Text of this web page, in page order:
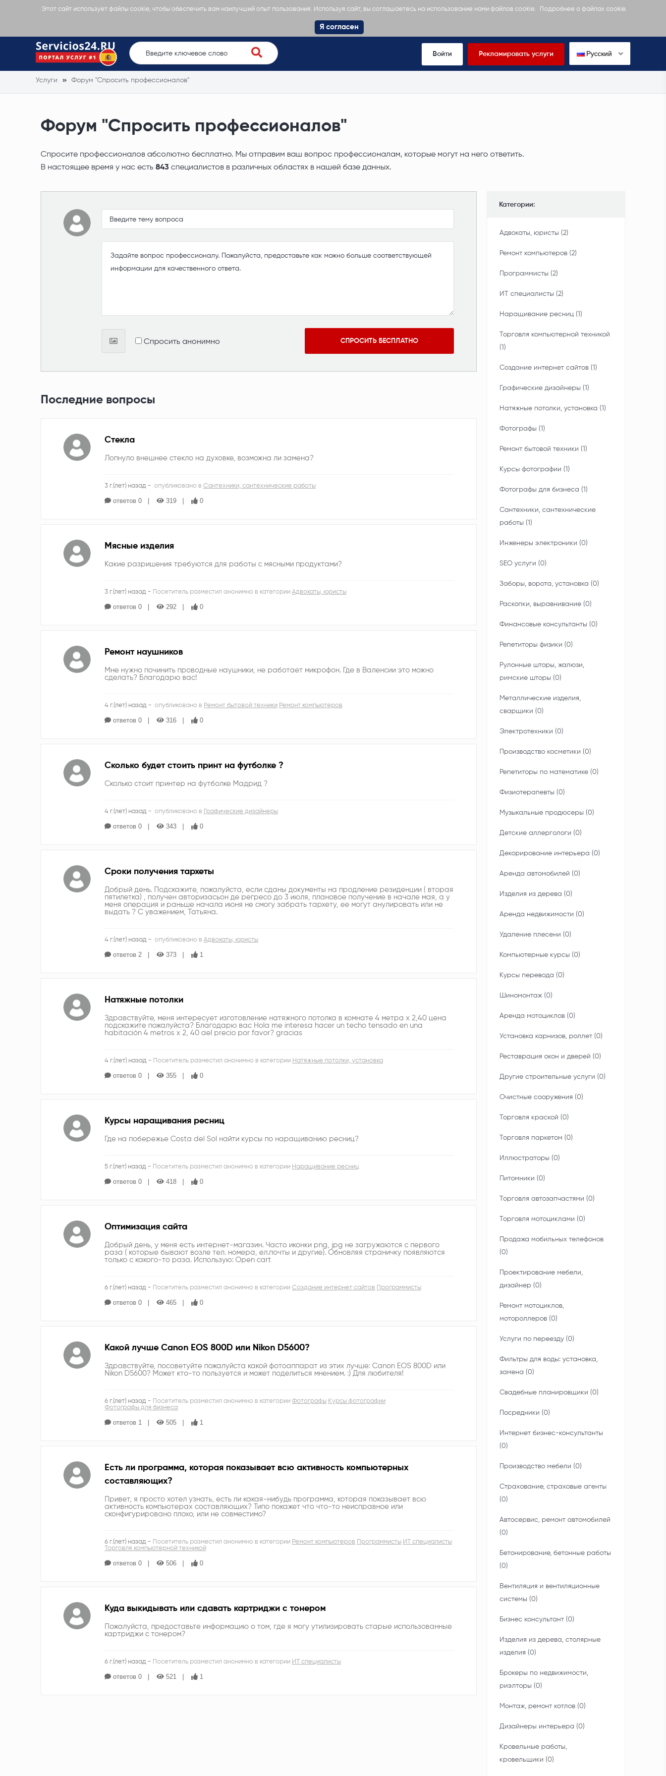
Этот сайт использует файлы cookie, чтобы обеспечить вам наилучший опыт пользования. Используя сайт, вы соглашаетесь на использование нами файлов cookie. Подробнее о файлах cookie.
Я согласен
Войти Рекламировать услуги Русский
Услуги Форум "Спросить профессионалов"
Форум "Спросить профессионалов"
Спросите профессионалов абсолютно бесплатно. Мы отправим ваш вопрос профессионалам, которые могут на него ответить.
В настоящее время у нас есть 843 специалистов в различных областях в нашей базе данных.
Спросить анонимно СПРОСИТЬ БЕСПЛАТНО
Последние вопросы
Стекла
Лопнуло внешнее стекло на духовке, возможна ли замена?
3 г.(лет) назад - опубликовано в Сантехники, сантехнические работы
ответов 0 319 0
Мясные изделия
Какие разришения требуются для работы с мясными продуктами?
3 г.(лет) назад - Посетитель разместил анонимно в категории Адвокаты, юристы
ответов 0 292 0
Ремонт наушников
Мне нужно починить проводные наушники, не работает микрофон. Где в Валенсии это можно
сделать? Благодарю вас!
4 г.(лет) назад - опубликовано в Ремонт бытовой техники Ремонт компьютеров
ответов 0 316 0
Сколько будет стоить принт на футболке ?
Сколько стоит принтер на футболке Мадрид ?
4 г.(лет) назад - опубликовано в Графические дизайнеры
ответов 0 343 0
Сроки получения тархеты
Добрый день. Подскажите, пожалуйста, если сданы документы на продление резиденции ( вторая
пятилетка) , получен авторизасьон де регресо до 3 июля, плановое получение в начале мая, а у
меня операция и раньше начала июня не смогу забрать тархету, ее могут анулировать или не
выдать ? С уважением, Татьяна.
4 г.(лет) назад - опубликовано в Адвокаты, юристы
ответов 2 373 1
Натяжные потолки
Здравствуйте, меня интересует изготовление натяжного потолка в комнате 4 метра х 2,40 цена
подскажите пожалуйста? Благодарю вас Hola me interesa hacer un techo tensado en una
habitación 4 metros x 2, 40 ael precio por favor? gracias
4 г.(лет) назад - Посетитель разместил анонимно в категории Натяжные потолки, установка
ответов 0 355 0
Курсы наращивания ресниц
Где на побережье Costa del Sol найти курсы по наращиванию ресниц?
5 г.(лет) назад - Посетитель разместил анонимно в категории Наращивание ресниц
ответов 0 418 0
Оптимизация сайта
Добрый день, у меня есть интернет-магазин. Часто иконки png, jpg не загружаются с первого
раза ( которые бывают возле тел. номера, ел.почты и другие). Обновляя страничку появляются
только с какого-то раза. Использую: Open cart
6 г.(лет) назад - Посетитель разместил анонимно в категории Создание интернет сайтов Программисты
ответов 0 465 0
Какой лучше Canon EOS 800D или Nikon D5600?
Здравствуйте, посоветуйте пожалуйста какой фотоаппарат из этих лучше: Canon EOS 800D или
Nikon D5600? Может кто-то пользуется и может поделиться мнением. :) Для любителя!
6 г.(лет) назад - Посетитель разместил анонимно в категории Фотографы Курсы фотографии
Фотографы для бизнеса
ответов 1 505 1
Есть ли программа, которая показывает всю активность компьютерных
составляющих?
Привет, я просто хотел узнать, есть ли какая-нибудь программа, которая показывает всю
активность компьютерах составляющих? Типо покажет что что-то неисправное или
сконфигурировано плохо, или не совместимо?
6 г.(лет) назад - Посетитель разместил анонимно в категории Ремонт компьютеров Программисты ИТ специалисты
Торговля компьютерной техникой
ответов 0 506 0
Куда выкидывать или сдавать картриджи с тонером
Пожалуйста, предоставьте информацию о том, где я могу утилизировать старые использованные
картриджи с тонером?
6 г.(лет) назад - Посетитель разместил анонимно в категории ИТ специалисты
ответов 0 521 1
Категории:
Адвокаты, юристы (2)
Ремонт компьютеров (2)
Программисты (2)
ИТ специалисты (2)
Наращивание ресниц (1)
Торговля компьютерной техникой
(1)
Создание интернет сайтов (1)
Графические дизайнеры (1)
Натяжные потолки, установка (1)
Фотографы (1)
Ремонт бытовой техники (1)
Курсы фотографии (1)
Фотографы для бизнеса (1)
Сантехники, сантехнические
работы (1)
Инженеры электроники (0)
SEO услуги (0)
Заборы, ворота, установка (0)
Раскопки, выравнивание (0)
Финансовые консультанты (0)
Репетиторы физики (0)
Рулонные шторы, жалюзи,
римские шторы (0)
Металлические изделия,
сварщики (0)
Электротехники (0)
Производство косметики (0)
Репетиторы по математике (0)
Физиотерапевты (0)
Музыкальные продюсеры (0)
Детские аллергологи (0)
Декорирование интерьера (0)
Аренда автомобилей (0)
Изделия из дерева (0)
Аренда недвижимости (0)
Удаление плесени (0)
Компьютерные курсы (0)
Курсы перевода (0)
Шиномонтаж (0)
Аренда мотоциклов (0)
Установка карнизов, роллет (0)
Реставрация окон и дверей (0)
Другие строительные услуги (0)
Очистные сооружения (0)
Торговля краской (0)
Торговля паркетом (0)
Иллюстраторы (0)
Питомники (0)
Торговля автозапчастями (0)
Торговля мотоциклами (0)
Продажа мобильных телефонов
(0)
Проектирование мебели,
дизайнер (0)
Ремонт мотоциклов,
мотороллеров (0)
Услуги по переезду (0)
Фильтры для воды: установка,
замена (0)
Свадебные планировщики (0)
Посредники (0)
Интернет бизнес-консультанты
(0)
Производство мебели (0)
Страхование, страховые агенты
(0)
Автосервис, ремонт автомобилей
(0)
Бетонирование, бетонные работы
(0)
Вентиляция и вентиляционные
системы (0)
Бизнес консультант (0)
Изделия из дерева, столярные
изделия (0)
Брокеры по недвижимости,
риэлторы (0)
Монтаж, ремонт котлов (0)
Дизайнеры интерьера (0)
Кровельные работы,
кровельщики (0)